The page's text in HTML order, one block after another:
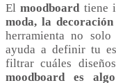
Elmoodboardtiene
moda, la
herramienta no
ayuda a definir tu
filtrar cuáles
moodboard es